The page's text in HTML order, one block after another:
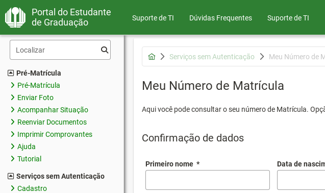
Portal do Estudante
de Graduação
Suporte de TI Dúvidas Frequentes Suporte de TI
Pré-Matrícula
Pré-Matrícula
Enviar Foto
Acompanhar Situação
Reenviar Documentos
Imprimir Comprovantes
Ajuda
Tutorial
Serviços sem Autenticação
Cadastro
Serviços sem Autenticação Meu Número de
Meu Número de Matrícula
Aqui você pode consultar o seu número de Matrícula.
Confirmação de dados
Primeiro nome * Data de